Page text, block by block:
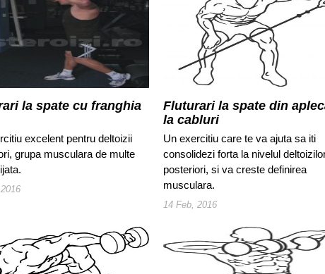
la spate cu franghia
excelent pentru deltoizii
grupa musculara de multe
Fluturari la spate din
la cabluri
Un exercitiu care te va ajuta sa iti
consolidezi forta la nivelul
posteriori, si va creste definirea
musculara.
14 Feb, 2016